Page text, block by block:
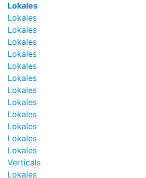
Lokales
Lokales
Lokales
Lokales
Lokales
Lokales
Lokales
Lokales
Lokales
Lokales
Lokales
Lokales
Lokales
Verticals
Lokales